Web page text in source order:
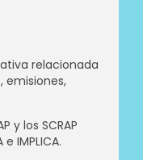
relacionada
emisiones,
y los SCRAP
IMPLICA.